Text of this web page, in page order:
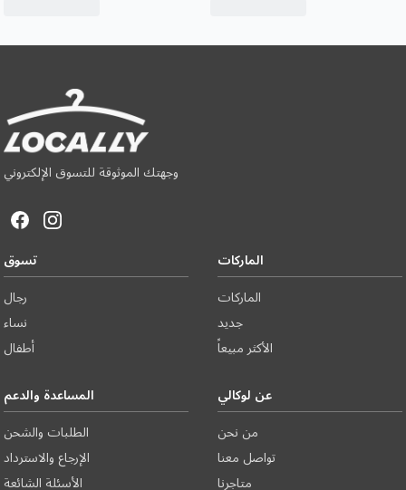
وجهتك الموثوقة للتسوق الإلكتروني
تسوق
رجال
نساء
أطفال
الماركات
الماركات
جديد
الأكثر مبيعاً
المساعدة والدعم
الطلبات والشحن
الإرجاع والاسترداد
الأسئلة الشائعة
عن لوكالي
من نحن
تواصل معنا
متاجرنا